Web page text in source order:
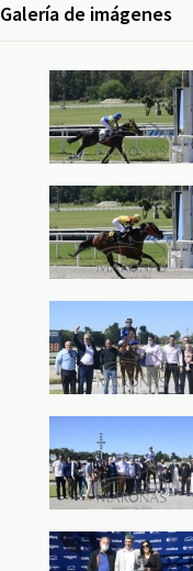
Galería de imágenes